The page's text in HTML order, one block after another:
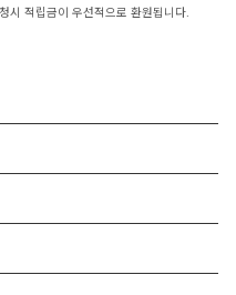
시 적립금이 우선적으로 환원됩니다.